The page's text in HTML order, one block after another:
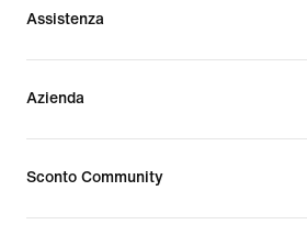
Assistenza
Azienda
Sconto Community